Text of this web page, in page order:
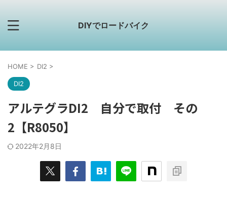
DIYでロードバイク
HOME > DI2 >
DI2
アルテグラDI2 自分で取付 その
2【R8050】
2022年2月8日